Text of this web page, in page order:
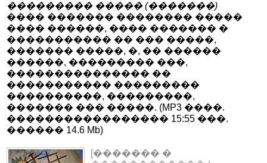
��������� ����� (�������)
���� ������� �������� �����
���� ������, ���� ������� �
����������� �� ��� �����,
������� �����, �, �� ������
������, ��������� ���,
��������������� ��
����������� ���������
����������, ���������,
������� ��� �����. (MP3 ����.
����������������� 15:55 ���.
������ 14.6 Mb)
[������� �